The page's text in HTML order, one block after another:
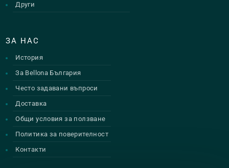
Други
ЗА НАС
История
За Bellona България
Често задавани въпроси
Доставка
Общи условия за ползване
Политика за поверителност
Контакти